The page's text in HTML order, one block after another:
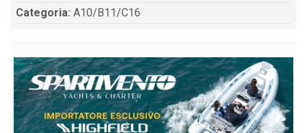
Categoria: A10/B11/C16